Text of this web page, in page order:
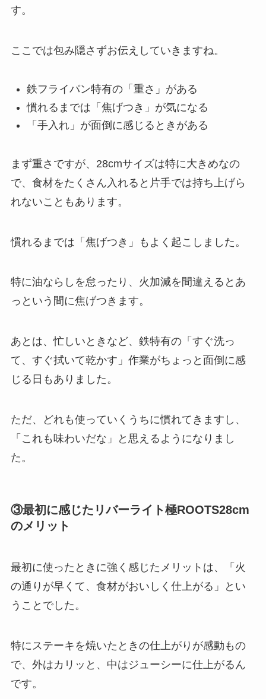
す。
ここでは包み隠さずお伝えしていきますね。
鉄フライパン特有の「重さ」がある
慣れるまでは「焦げつき」が気になる
「手入れ」が面倒に感じるときがある
まず重さですが、28cmサイズは特に大きめなの
で、食材をたくさん入れると片手では持ち上げら
れないこともあります。
慣れるまでは「焦げつき」もよく起こしました。
特に油ならしを怠ったり、火加減を間違えるとあ
っという間に焦げつきます。
あとは、忙しいときなど、鉄特有の「すぐ洗っ
て、すぐ拭いて乾かす」作業がちょっと面倒に感
じる日もありました。
ただ、どれも使っていくうちに慣れてきますし、
「これも味わいだな」と思えるようになりまし
た。
③最初に感じたリバーライト極ROOTS28cm
のメリット
最初に使ったときに強く感じたメリットは、「火
の通りが早くて、食材がおいしく仕上がる」とい
うことでした。
特にステーキを焼いたときの仕上がりが感動もの
で、外はカリッと、中はジューシーに仕上がるん
です。